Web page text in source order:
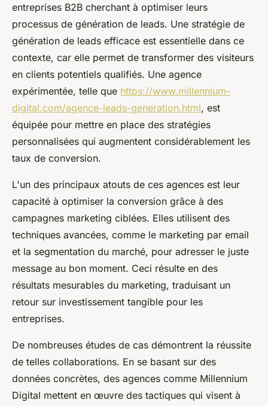
entreprises B2B cherchant à optimiser leurs
processus de génération de leads. Une stratégie de
génération de leads efficace est essentielle dans ce
contexte, car elle permet de transformer des visiteurs
en clients potentiels qualifiés. Une agence
expérimentée, telle que https://www.millennium-
digital.com/agence-leads-generation.html, est
équipée pour mettre en place des stratégies
personnalisées qui augmentent considérablement les
taux de conversion.
L'un des principaux atouts de ces agences est leur
capacité à optimiser la conversion grâce à des
campagnes marketing ciblées. Elles utilisent des
techniques avancées, comme le marketing par email
et la segmentation du marché, pour adresser le juste
message au bon moment. Ceci résulte en des
résultats mesurables du marketing, traduisant un
retour sur investissement tangible pour les
entreprises.
De nombreuses études de cas démontrent la réussite
de telles collaborations. En se basant sur des
données concrètes, des agences comme Millennium
Digital mettent en œuvre des tactiques qui visent à